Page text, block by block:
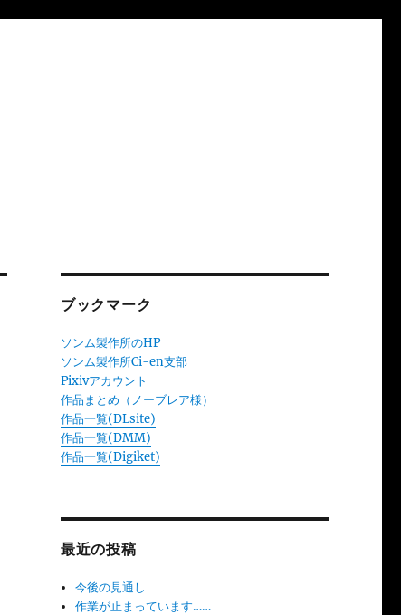
ブックマーク
ソンム製作所のHP
ソンム製作所Ci-en支部
Pixivアカウント
作品まとめ（ノーブレア様）
作品一覧(DLsite)
作品一覧(DMM)
作品一覧(Digiket)
最近の投稿
今後の見通し
作業が止まっています……